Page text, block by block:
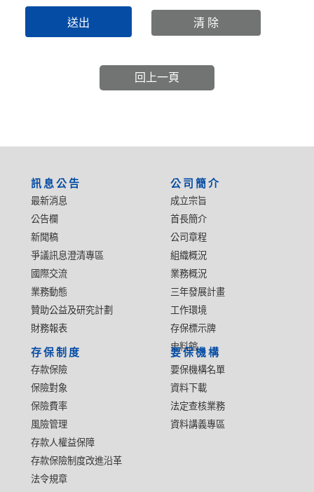
清 除
回上一頁
訊息公告
最新消息
公告欄
新聞稿
爭議訊息澄清專區
國際交流
業務動態
贊助公益及研究計劃
財務報表
公司簡介
成立宗旨
首長簡介
公司章程
組織概況
業務概況
三年發展計畫
工作環境
存保標示牌
史料館
存保制度
存款保險
保險對象
保險費率
風險管理
存款人權益保障
存款保險制度改進沿革
法令規章
要保機構
要保機構名單
資料下載
法定查核業務
資料講義專區